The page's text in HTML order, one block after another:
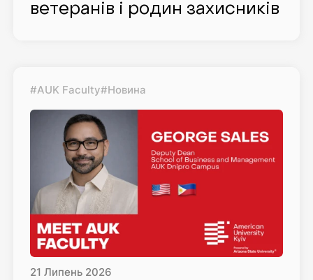
ветеранів і родин захисників
#AUK Faculty#Новина
21Липень 2026